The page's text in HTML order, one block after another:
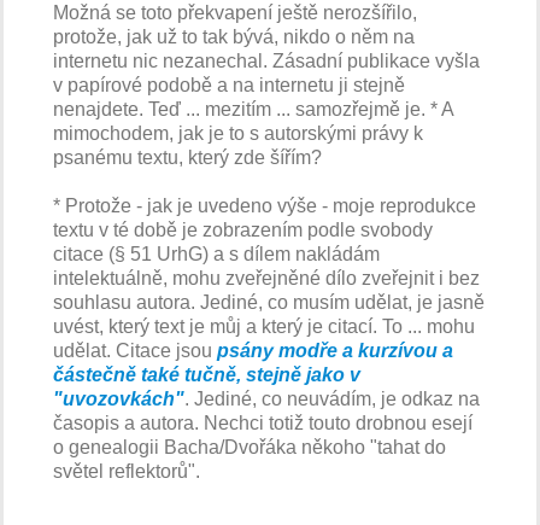
Možná se toto překvapení ještě nerozšířilo,
protože, jak už to tak bývá, nikdo o něm na
internetu nic nezanechal. Zásadní publikace vyšla
v papírové podobě a na internetu ji stejně
nenajdete. Teď ... mezitím ... samozřejmě je. * A
mimochodem, jak je to s autorskými právy k
psanému textu, který zde šířím?
* Protože - jak je uvedeno výše - moje reprodukce
textu v té době je zobrazením podle svobody
citace (§ 51 UrhG) a s dílem nakládám
intelektuálně, mohu zveřejněné dílo zveřejnit i bez
souhlasu autora. Jediné, co musím udělat, je jasně
uvést, který text je můj a který je citací. To ... mohu
udělat. Citace jsou psány modře a kurzívou a
částečně také tučně, stejně jako v
"uvozovkách". Jediné, co neuvádím, je odkaz na
časopis a autora. Nechci totiž touto drobnou esejí
o genealogii Bacha/Dvořáka někoho "tahat do
světel reflektorů".